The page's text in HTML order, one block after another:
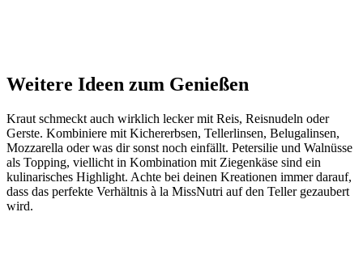
Weitere Ideen zum Genießen
Kraut schmeckt auch wirklich lecker mit Reis, Reisnudeln oder
Gerste. Kombiniere mit Kichererbsen, Tellerlinsen, Belugalinsen,
Mozzarella oder was dir sonst noch einfällt. Petersilie und Walnüsse
als Topping, viellicht in Kombination mit Ziegenkäse sind ein
kulinarisches Highlight. Achte bei deinen Kreationen immer darauf,
dass das perfekte Verhältnis à la MissNutri auf den Teller gezaubert
wird.